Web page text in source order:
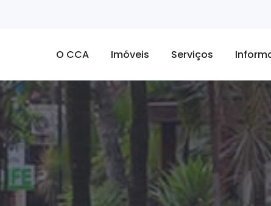
O CCA Imóveis Serviços